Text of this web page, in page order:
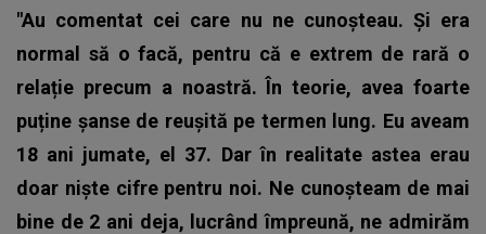
"Au comentat cei care nu ne cunoșteau. Și era
normal să o facă, pentru că e extrem de rară o
relație precum a noastră. În teorie, avea foarte
puține șanse de reușită pe termen lung. Eu aveam
18 ani jumate, el 37. Dar în realitate astea erau
doar niște cifre pentru noi. Ne cunoșteam de mai
bine de 2 ani deja, lucrând împreună, ne admirăm